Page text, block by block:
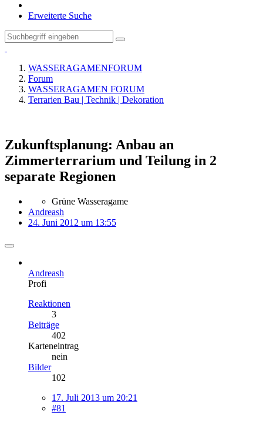
Erweiterte Suche
WASSERAGAMENFORUM
Forum
WASSERAGAMEN FORUM
Terrarien Bau | Technik | Dekoration
Zukunftsplanung: Anbau an
Zimmerterrarium und Teilung in 2
separate Regionen
Grüne Wasseragame
Andreash
24. Juni 2012 um 13:55
Andreash
Profi
Reaktionen
3
Beiträge
402
Karteneintrag
nein
Bilder
102
17. Juli 2013 um 20:21
#81